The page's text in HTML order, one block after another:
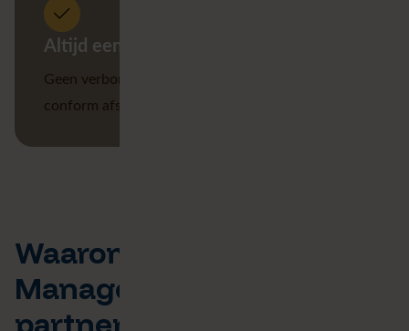
Altijd een all-in prijs
Geen verborgen kosten. Maximale kwaliteit
conform afspraak.
Waarom zijn wij uw
Managed Services-
partner?